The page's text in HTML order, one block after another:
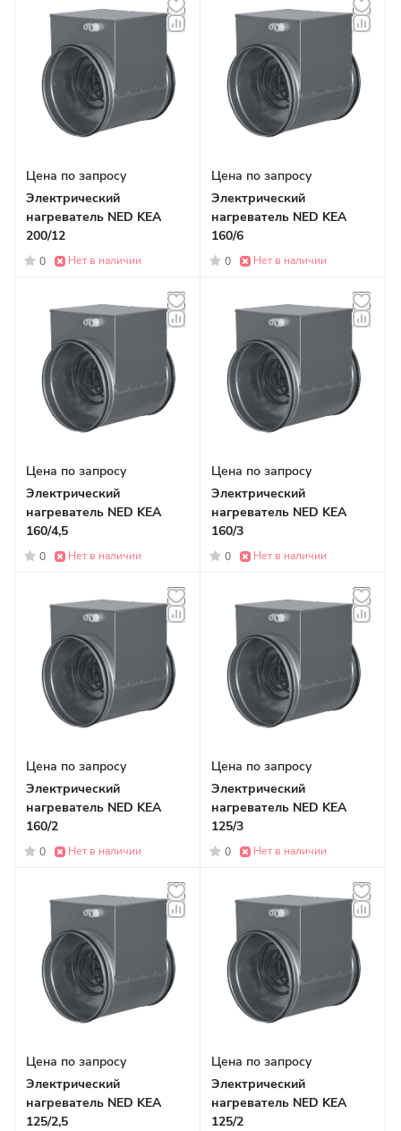
Цена по запросу
Электрический
нагреватель NED KEA
200/12
0 Нет в наличии
Цена по запросу
Электрический
нагреватель NED KEA
160/6
0 Нет в наличии
Цена по запросу
Электрический
нагреватель NED KEA
160/4,5
0 Нет в наличии
Цена по запросу
Электрический
нагреватель NED KEA
160/3
0 Нет в наличии
Цена по запросу
Электрический
нагреватель NED KEA
160/2
0 Нет в наличии
Цена по запросу
Электрический
нагреватель NED KEA
125/3
0 Нет в наличии
Цена по запросу
Электрический
нагреватель NED KEA
125/2,5
Цена по запросу
Электрический
нагреватель NED KEA
125/2